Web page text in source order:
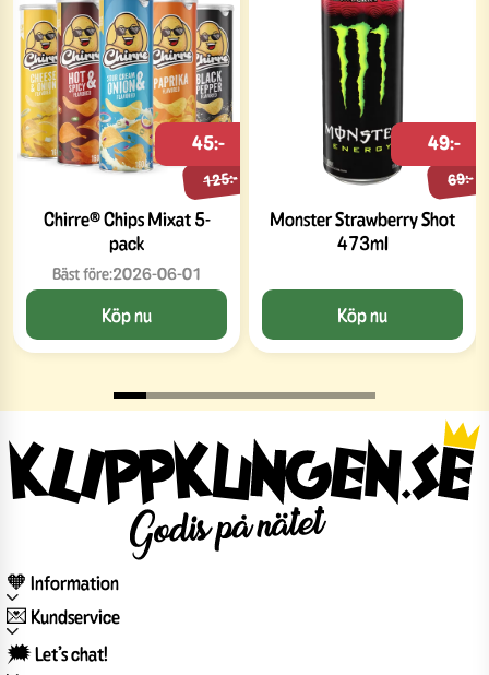
Chirre® Chips Mixat 5-
pack
125:-
45:-
Bäst före:2026-06-01
Köp nu
Monster Strawberry Shot
473ml
69:-
49:-
Köp nu
🧡 Information
💌 Kundservice
🗯️ Let’s chat!